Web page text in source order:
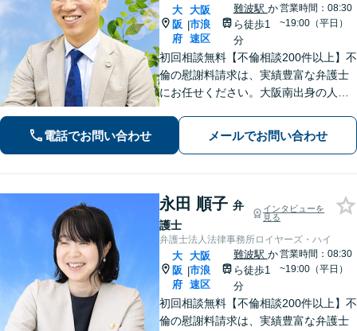
大
阪
府
|
大阪
市浪
速区
難波駅 か
ら徒歩1
分
営業時間：08:30
~19:00（平日）
初回相談無料【不倫相談200件以上】不
倫の慰謝料請求は、実績豊富な弁護士
にお任せください。大阪南出身の人情
通事故に遭われてお困りの方はお気軽
にお電話ください【当日／夜間／休日
電話でお問い合わせ メールでお問い合わせ
永田 順子 弁
護士
インタビューを
見る
弁護士法人法律事務所ロイヤーズ・ハイ
大
阪
府
|
大阪
市浪
速区
難波駅 か
ら徒歩1
分
営業時間：08:30
~19:00（平日）
初回相談無料【不倫相談200件以上】不
倫の慰謝料請求は、実績豊富な弁護士